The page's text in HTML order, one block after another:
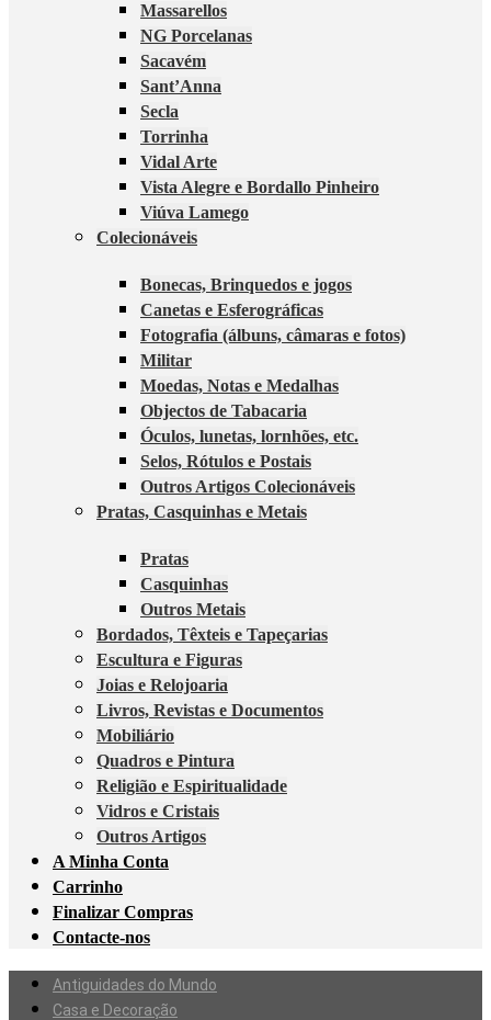
Massarellos
NG Porcelanas
Sacavém
Sant’Anna
Secla
Torrinha
Vidal Arte
Vista Alegre e Bordallo Pinheiro
Viúva Lamego
Colecionáveis
Bonecas, Brinquedos e jogos
Canetas e Esferográficas
Fotografia (álbuns, câmaras e fotos)
Militar
Moedas, Notas e Medalhas
Objectos de Tabacaria
Óculos, lunetas, lornhões, etc.
Selos, Rótulos e Postais
Outros Artigos Colecionáveis
Pratas, Casquinhas e Metais
Pratas
Casquinhas
Outros Metais
Bordados, Têxteis e Tapeçarias
Escultura e Figuras
Joias e Relojoaria
Livros, Revistas e Documentos
Mobiliário
Quadros e Pintura
Religião e Espiritualidade
Vidros e Cristais
Outros Artigos
A Minha Conta
Carrinho
Finalizar Compras
Contacte-nos
Antiguidades do Mundo
Casa e Decoração